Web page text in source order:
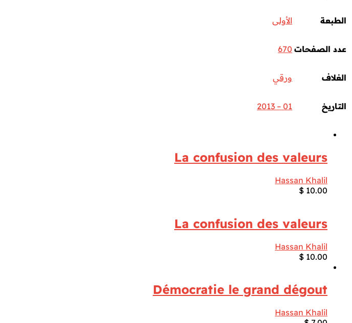
الطبعة الأولى
عدد الصفحات 670
الغلاف ورقي
التاريخ 01 – 2013
La confusion des valeurs
Hassan Khalil
$ 10.00
La confusion des valeurs
Hassan Khalil
$ 10.00
Démocratie le grand dégout
Hassan Khalil